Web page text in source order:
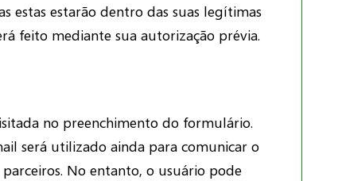
estas estarão dentro das suas legítimas
feito mediante sua autorização prévia.
no preenchimento do formulário.
será utilizado ainda para comunicar o
No entanto, o usuário pode